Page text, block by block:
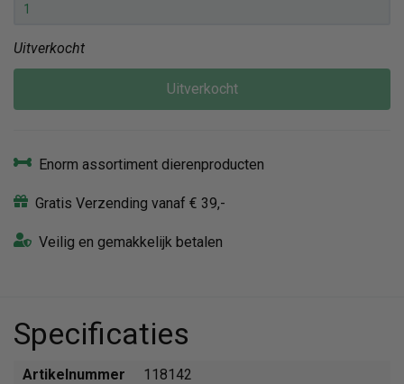
Uitverkocht
Uitverkocht
Enorm assortiment dierenproducten
Gratis Verzending vanaf € 39,-
Veilig en gemakkelijk betalen
Specificaties
Artikelnummer
118142